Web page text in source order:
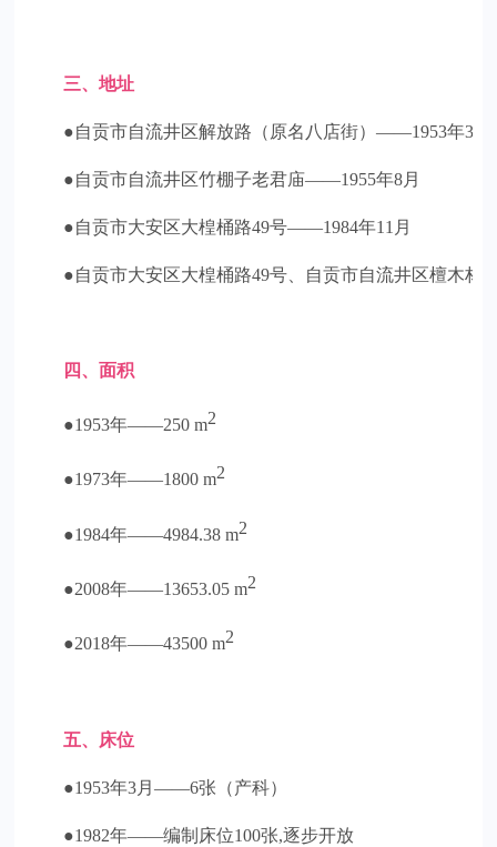
三、地址
●自贡市自流井区解放路（原名八店街）——1953年3月
●自贡市自流井区竹棚子老君庙——1955年8月
●自贡市大安区大楻桶路49号——1984年11月
●自贡市大安区大楻桶路49号、自贡市自流井区檀木林
四、面积
●1953年——250 m2
●1973年——1800 m2
●1984年——4984.38 m2
●2008年——13653.05 m2
●2018年——43500 m2
五、床位
●1953年3月——6张（产科）
●1982年——编制床位100张,逐步开放